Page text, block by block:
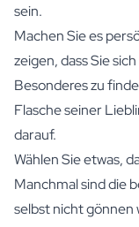
sein.
Machen Sie es
zeigen, dass Sie
Besonderes zu
Flasche seiner
darauf.
Wählen Sie etwas,
Manchmal sind die
selbst nicht gönnen